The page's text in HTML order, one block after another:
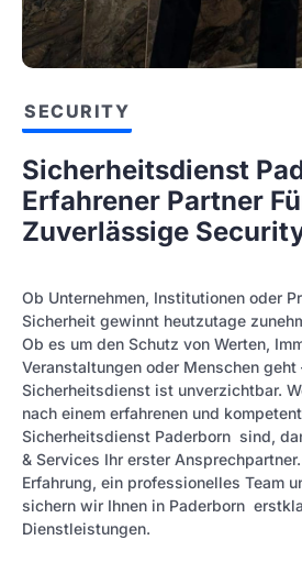
SECURITY
Sicherheitsdienst
Erfahrener Partner
Zuverlässige
Ob Unternehmen, Institutionen oder
Sicherheit gewinnt heutzutage
Ob es um den Schutz von Werten,
Veranstaltungen oder Menschen
Sicherheitsdienst ist unverzichtbar.
nach einem erfahrenen und
Sicherheitsdienst Paderborn sind,
& Services Ihr erster
Erfahrung, ein professionelles Team
sichern wir Ihnen in Paderborn
Dienstleistungen.